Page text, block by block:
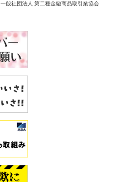
一般社団法人 第二種金融商品取引業協会